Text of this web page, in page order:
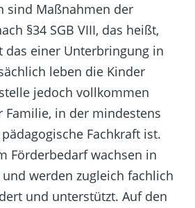
sind Maßnahmen der
§34 SGB VIII, das heißt,
einer Unterbringung in
leben die Kinder
jedoch vollkommen
in der mindestens
Fachkraft ist.
Förderbedarf wachsen in
werden zugleich fachlich
und unterstützt. Auf den